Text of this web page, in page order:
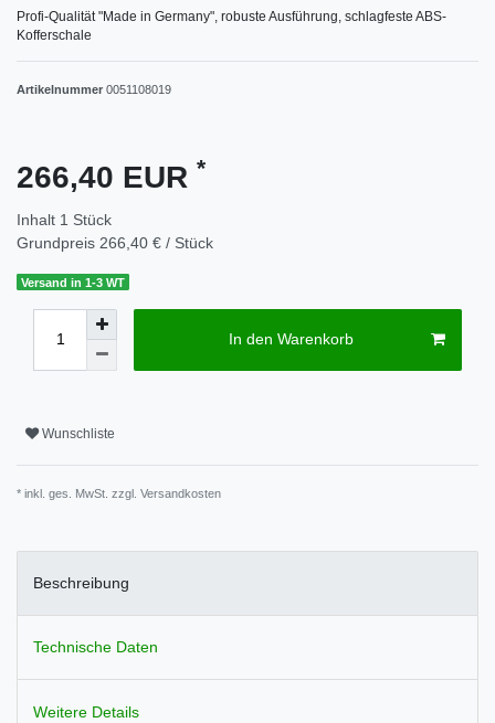
Profi-Qualität "Made in Germany", robuste Ausführung, schlagfeste ABS-
Kofferschale
Artikelnummer 0051108019
266,40 EUR *
Inhalt 1 Stück
Grundpreis 266,40 € / Stück
Versand in 1-3 WT
In den Warenkorb
Wunschliste
* inkl. ges. MwSt. zzgl. Versandkosten
Beschreibung
Technische Daten
Weitere Details